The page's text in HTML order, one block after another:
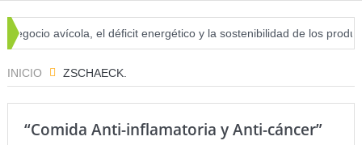
avícola, el déficit energético y la sostenibilidad de los
INICIO ZSCHAECK.
“Comida Anti-inflamatoria y Anti-cáncer”